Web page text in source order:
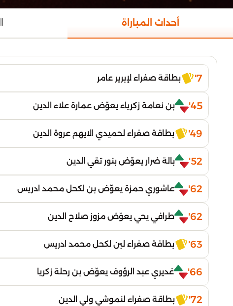
أحداث المباراة
7' بطاقة صفراء لإبرير عامر
45' بن نعامة زكرياء يعوّض عمارة علاء الدين
49' بطاقة صفراء لحميدي الايهم عروة الدين
52' بالة ضرار يعوّض بنور تقي الدين
62' عاشوري حمزة يعوّض بن لكحل محمد ادريس
62' طرافي يحي يعوّض مزوز صلاح الدين
63' بطاقة صفراء لبن لكحل محمد ادريس
66' غديري عبد الرؤوف يعوّض بن رحلة زكريا
72' بطاقة صفراء لنموشي ولي الدين